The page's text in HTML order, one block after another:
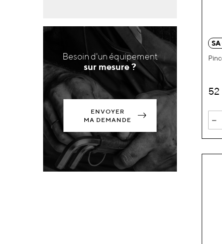
52
-
Besoin d'un équipement
sur mesure ?
ENVOYER
MA DEMANDE